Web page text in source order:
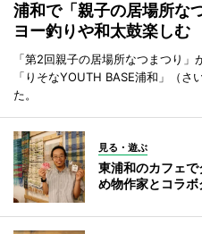
浦和で「親子の居場所
ヨー釣りや和太鼓楽しむ
「第2回親子の居場所なつまつり
「りそなYOUTH BASE浦和」（
た。
見る・遊ぶ
東浦和のカフェ
め物作家とコラボ